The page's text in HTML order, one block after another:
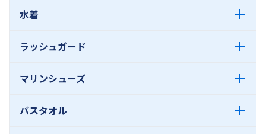
水着
ラッシュガード
マリンシューズ
バスタオル